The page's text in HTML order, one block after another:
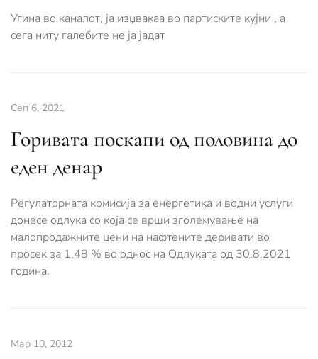
Угина во каналот, ја изџвакаа во партиските кујни , а
сега ниту галебите не ја јадат
Сеп 6, 2021
Горивата поскапи од половина до
еден денар
Регулаторната комисија за енергетика и водни услуги
донесе одлука со која се врши зголемување на
малопродажните цени на нафтените деривати во
просек за 1,48 % во однос на Одлуката од 30.8.2021
година.
Мар 10, 2012